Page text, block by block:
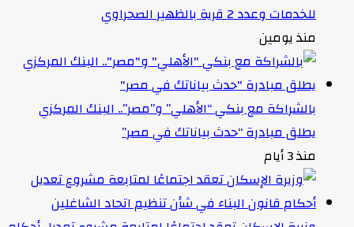
للخدمات وعدد 2 قرية بالظهير الصحراوي
منذ يومين
بالشراكة مع بنكي “الأهلي” و”مصر”.. البنك المركزي
يطلق مبادرة “حدث بياناتك في مصر”
منذ 3 أيام